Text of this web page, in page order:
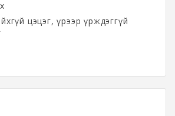
цэцэг, үрээр үрждэггүй